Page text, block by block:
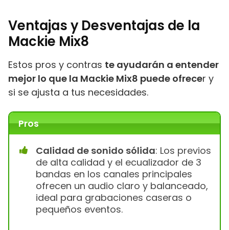
Ventajas y Desventajas de la
Mackie Mix8
Estos pros y contras te ayudarán a entender
mejor lo que la Mackie Mix8 puede ofrecer y
si se ajusta a tus necesidades.
Pros
Calidad de sonido sólida: Los previos
de alta calidad y el ecualizador de 3
bandas en los canales principales
ofrecen un audio claro y balanceado,
ideal para grabaciones caseras o
pequeños eventos.